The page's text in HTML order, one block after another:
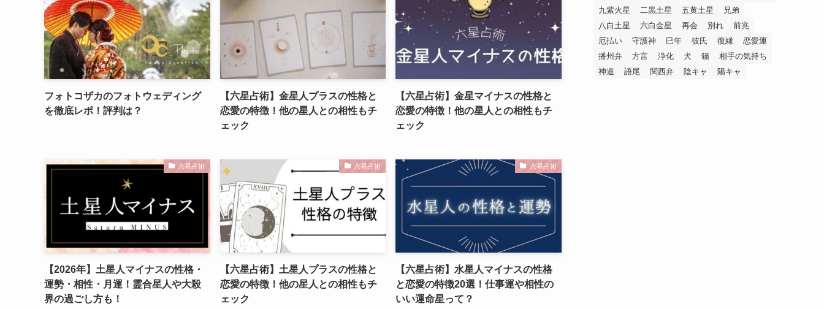
フォトコザカのフォトウェディング
を徹底レポ！評判は？
【六星占術】金星人プラスの性格と
恋愛の特徴！他の星人との相性もチ
ェック
【六星占術】金星マイナスの性格と
恋愛の特徴！他の星人との相性もチ
ェック
六星占術
【2026年】土星人マイナスの性格・
運勢・相性・月運！霊合星人や大殺
界の過ごし方も！
六星占術
【六星占術】土星人プラスの性格と
恋愛の特徴！他の星人との相性もチ
ェック
六星占術
【六星占術】水星人マイナスの性格
と恋愛の特徴20選！仕事運や相性の
いい運命星って？
九紫火星
二黒土星 五黄土星
兄弟
八白土星
六白金星 再会 別れ
前兆
厄払い
守護神 巳年 彼氏 復縁
恋愛運
播州弁
方言 浄化 犬 猫
相手の気持ち
神道
語尾 関西弁 陰キャ 陽キャ